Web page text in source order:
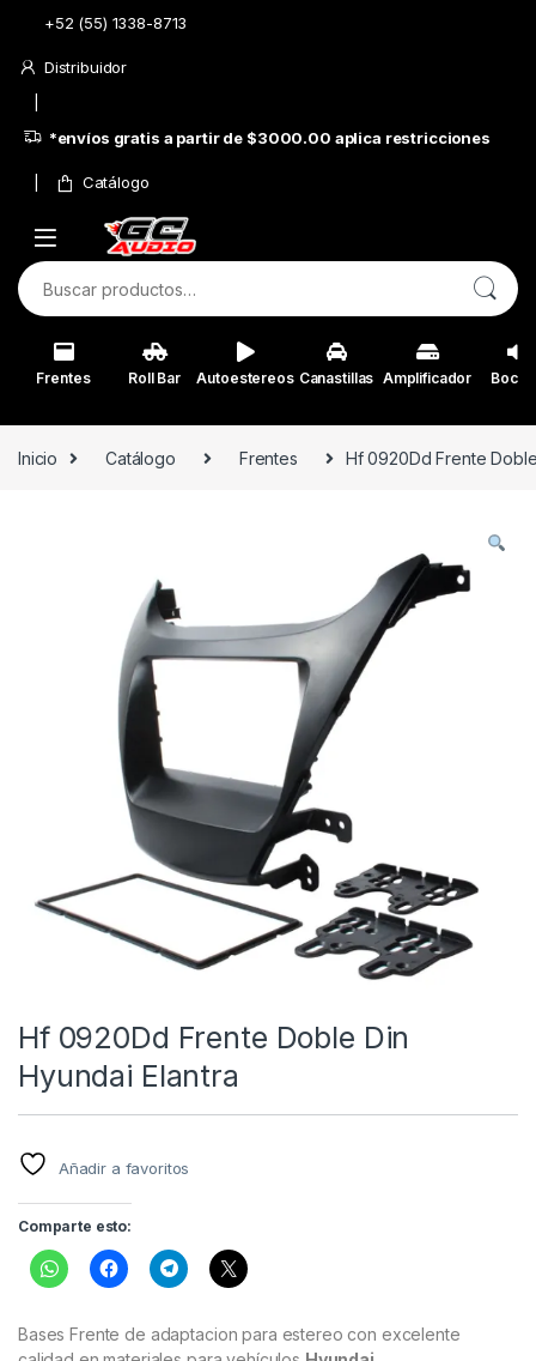
Skip to navigation
Skip to content
+52 (55) 1338-8713
Distribuidor
*envíos gratis a partir de $3000.00 aplica restricciones
Catálogo
Buscar por:
Frentes Roll Bar Autoestereos Canastillas Amplificador
Inicio Catálogo Frentes Hf 0920Dd Frente
Hf 0920Dd Frente Doble Din
Hyundai Elantra
Añadir a favoritos
Comparte esto:
Bases Frente de adaptacion para estereo con excelente